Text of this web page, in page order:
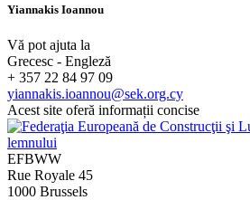
Yiannakis Ioannou
Vă pot ajuta la
Grecesc - Engleză
+ 357 22 84 97 09
yiannakis.ioannou@sek.org.cy
Acest site oferă informații concise
EFBWW
Rue Royale 45
1000 Brussels